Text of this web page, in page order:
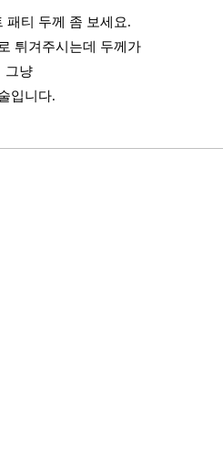
패티 두께 좀 보세요.
튀겨주시는데 두께가
그냥
입니다.